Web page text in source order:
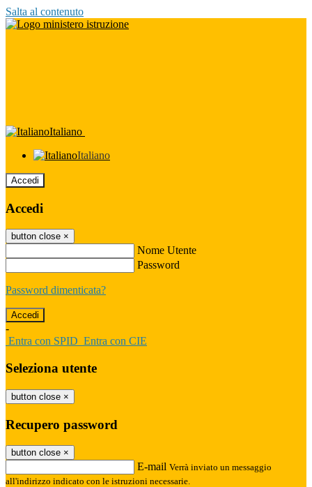
Salta al contenuto
Italiano
Italiano
Accedi
Accedi
button close ×
Nome Utente
Password
Password dimenticata?
-
Entra con SPID Entra con CIE
Seleziona utente
button close ×
Recupero password
button close ×
E-mail Verrà inviato un messaggio
all'indirizzo indicato con le istruzioni necessarie.